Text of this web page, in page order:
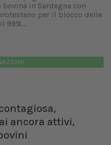
in Sardegna con
per il blocco delle
99%...
ancora attivi,